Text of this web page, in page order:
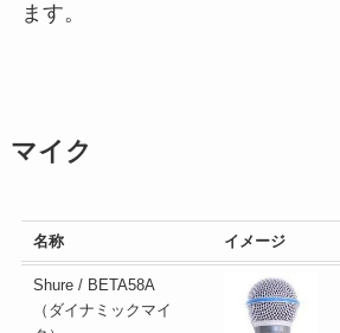
ます。
マイク
名称 イメージ
Shure / BETA58A
（ダイナミックマイ